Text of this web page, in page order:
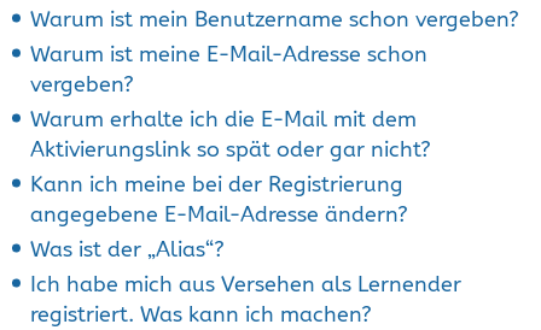
Warum ist mein Benutzername schon vergeben?
Warum ist meine E-Mail-Adresse schon
vergeben?
Warum erhalte ich die E-Mail mit dem
Aktivierungslink so spät oder gar nicht?
Kann ich meine bei der Registrierung
angegebene E-Mail-Adresse ändern?
Was ist der „Alias“?
Ich habe mich aus Versehen als Lernender
registriert. Was kann ich machen?